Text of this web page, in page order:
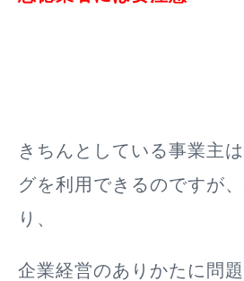
きちんとしている事業主
グを利用できるのですが
り、
企業経営のありかたに問